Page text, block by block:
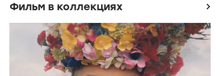
Фильм в коллекциях icon